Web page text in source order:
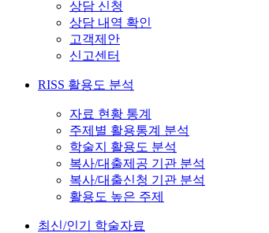
상담 신청
상담 내역 확인
고객제안
신고센터
RISS 활용도 분석
자료 현황 통계
주제별 활용통계 분석
학술지 활용도 분석
복사/대출제공 기관 분석
복사/대출신청 기관 분석
활용도 높은 주제
최신/인기 학술자료